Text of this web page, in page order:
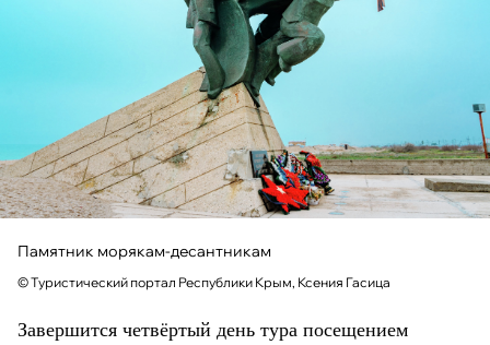
Памятник морякам-десантникам
© Туристический портал Республики Крым, Ксения Гасица
Завершится четвёртый день тура посещением